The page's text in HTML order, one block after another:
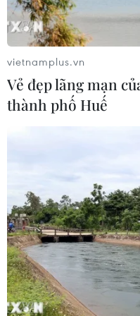
Nông sản Việt Nam
tại thị trường Algeria
08/08/2026 12:53
Động lực mới cho
mại Việt Nam-
08/08/2026 12:20
vietnamplus.vn
Vẻ đẹp lãng mạn
thành phố Huế